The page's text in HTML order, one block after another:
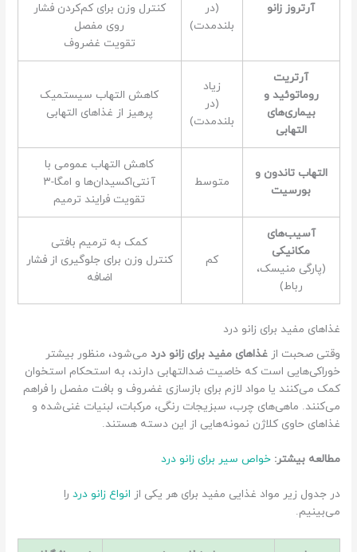
آرتروز زانو
(در
بلندمدت)
کنترل وزن برای کم‌کردن فشار
روی مفصل
تقویت غضروف
آرتریت
روماتوئید و
بیماری‌های
التهابی
زیاد
(در
بلندمدت)
کاهش التهاب سیستمیک
پرهیز از غذاهای التهابی
التهاب تاندون و
بورسیت
متوسط
کاهش التهاب عمومی با
آنتی‌اکسیدان‌ها و امگا-۳
تقویت فرایند ترمیم
آسیب‌های
مکانیکی
(پارگی منیسک،
رباط)
کم
کمک به ترمیم بافتی
کنترل وزن برای جلوگیری از فشار
اضافه
غذاهای مفید برای زانو درد
وقتی صحبت ازغذاهای مفید برای زانو درد می‌شود، منظور بیشتر
خوراکی‌هایی است که خاصیت ضدالتهابی دارند، به استحکام استخوان
کمک می‌کنند یا مواد لازم برای بازسازی غضروف و بافت مفصل را فراهم
می‌کنند. ماهی‌های چرب، سبزیجات رنگی، مرکبات، لبنیات غنی‌شده و
غذاهای حاوی کلاژن نمونه‌هایی از این دسته هستند.
مطالعه بیشتر: خواص سیر برای زانو درد
در جدول زیر مواد غذایی مفید برای هر یکی از انواع زانو درد را
می‌بینیم.